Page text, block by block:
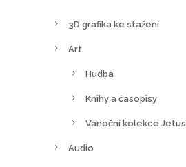
3D grafika ke stažení
Art
Hudba
Knihy a časopisy
Vánoční kolekce Jetus
Audio